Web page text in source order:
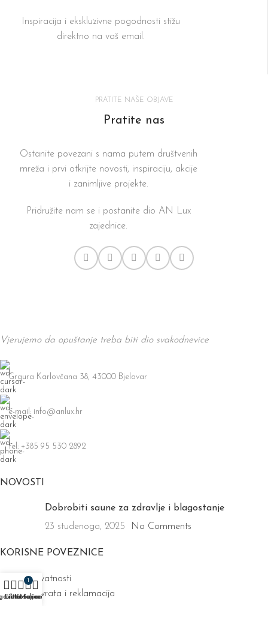
Inspiracija i ekskluzivne pogodnosti stižu
direktno na vaš email.
PRATITE NAŠE OBJAVE
Pratite nas
Ostanite povezani s nama putem društvenih
mreža i prvi otkrijte novosti, inspiraciju, akcije
i zanimljive projekte.
Pridružite nam se i postanite dio AN Lux
zajednice.
Vjerujemo da opuštanje treba biti dio svakodnevice
Grgura Karlovčana 38, 43000 Bjelovar
e-mail: info@anlux.hr
tel: +385 95 530 2892
NOVOSTI
Dobrobiti saune za zdravlje i blagostanje
23 studenoga, 2025
No Comments
KORISNE POVEZNICE
Pravila privatnosti
Pravila povrata i reklamacija
Filteri
Lista želja
1
Košarica
Moj račun